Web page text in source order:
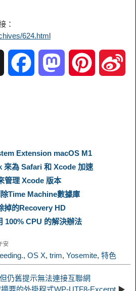
：
624.html
b
o
o
o
d
o
Extension macOS M1
來為 Safari 和 Xcode 加速
管理 Xcode 版本
Time Machine數據庫
掉的Recovery HD
100% CPU 的解決辦法
安
, OS X, trim, Yosemite, 特色
仍舊提示無法連接互聯網